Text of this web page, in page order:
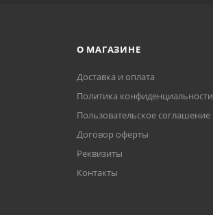
О МАГАЗИНЕ
Доставка и оплата
Политика конфиденциальности
Пользовательское соглашение
Договор оферты
Реквизиты
Контакты